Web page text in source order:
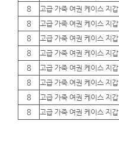
8
고급 가죽 여권 케이스 지갑
8
고급 가죽 여권 케이스 지갑
8
고급 가죽 여권 케이스 지갑
8
고급 가죽 여권 케이스 지갑
8
고급 가죽 여권 케이스 지갑
8
고급 가죽 여권 케이스 지갑
8
고급 가죽 여권 케이스 지갑
8
고급 가죽 여권 케이스 지갑